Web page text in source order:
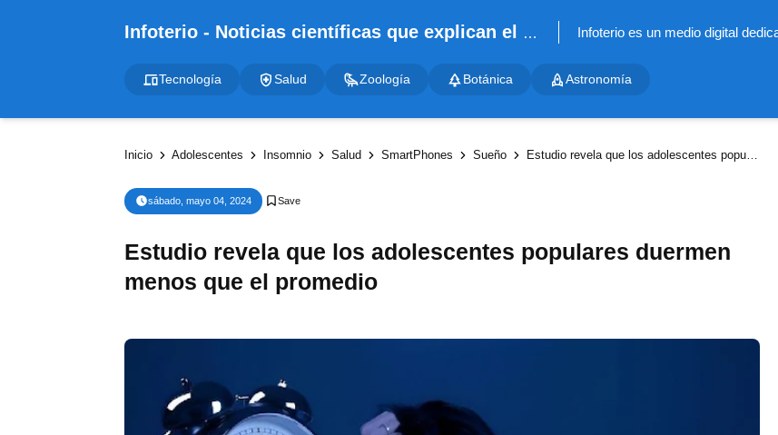
Infoterio - Noticias científicas que explican el mundo
Tecnología Salud Zoología Botánica Astronomía
Inicio Adolescentes Insomnio Salud SmartPhones Sueño Estudio revela que los adolescentes populares duermen menos que el promedio
sábado, mayo 04, 2024
Estudio revela que los adolescentes populares duermen
menos que el promedio